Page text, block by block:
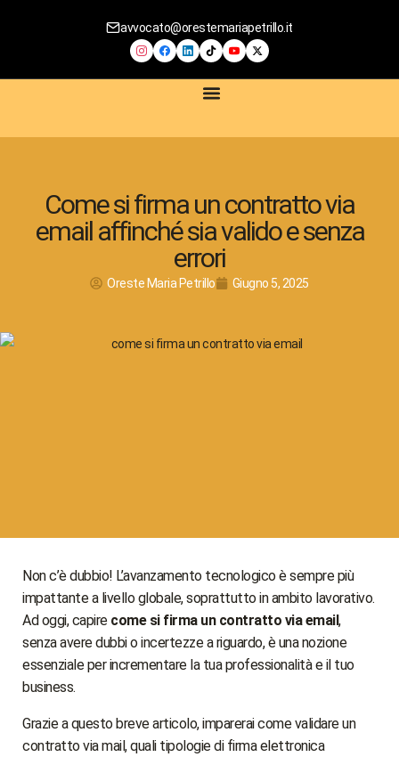
avvocato@orestemariapetrillo.it
Come si firma un contratto via
email affinché sia valido e senza
errori
Oreste Maria Petrillo Giugno 5, 2025
Non c’è dubbio! L’avanzamento tecnologico è sempre più
impattante a livello globale, soprattutto in ambito lavorativo.
Ad oggi, capire come si firma un contratto via email,
senza avere dubbi o incertezze a riguardo, è una nozione
essenziale per incrementare la tua professionalità e il tuo
business.
Grazie a questo breve articolo, imparerai come validare un
contratto via mail, quali tipologie di firma elettronica